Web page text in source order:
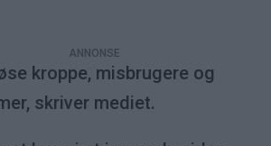
kroppe, misbrugere og
skriver mediet.